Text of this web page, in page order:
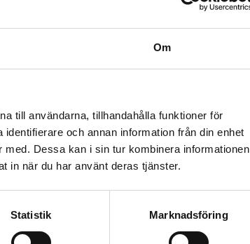
Om
till användarna, tillhandahålla funktioner för
och annan information från din enhet
Dessa kan i sin tur kombinera informationen
in när du har använt deras tjänster.
Statistik Marknadsföring